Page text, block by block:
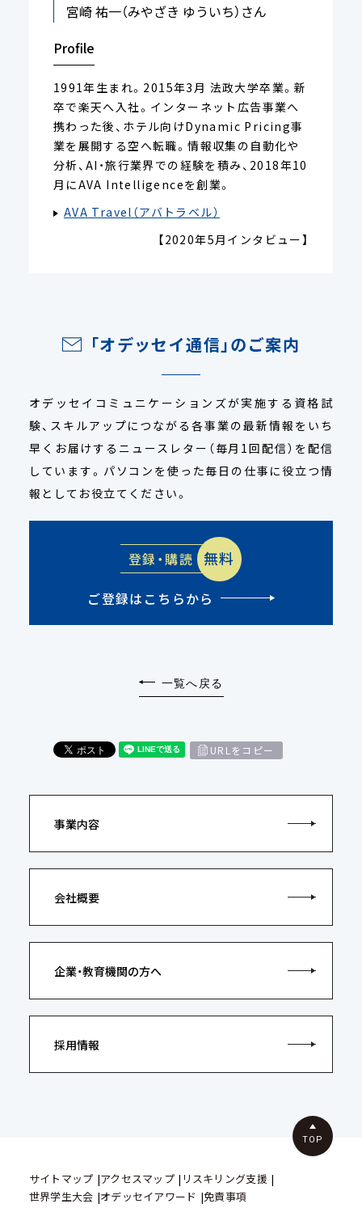
宮崎 祐一（みやざき ゆういち）さん
Profile
1991年生まれ。2015年3月 法政大学卒業。新
卒で楽天へ入社。インターネット広告事業へ
携わった後、ホテル向けDynamic Pricing事
業を展開する空へ転職。情報収集の自動化や
分析、AI・旅行業界での経験を積み、2018年10
月にAVA Intelligenceを創業。
AVA Travel（アバトラベル）
【2020年5月インタビュー】
「オデッセイ通信」のご案内
オデッセイコミュニケーションズが実施する資格試
験、スキルアップにつながる各事業の最新情報をいち
早くお届けするニュースレター（毎月1回配信）を配信
しています。パソコンを使った毎日の仕事に役立つ情
報としてお役立てください。
登録・購読 無料
ご登録はこちらから
一覧へ戻る
URLをコピー
事業内容
会社概要
企業・教育機関の方へ
採用情報
サイトマップ アクセスマップ
リスキリング支援
世界学生大会 オデッセイアワード 免責事項
TOP